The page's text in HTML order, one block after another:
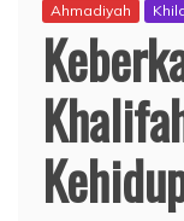
Ahmadiyah